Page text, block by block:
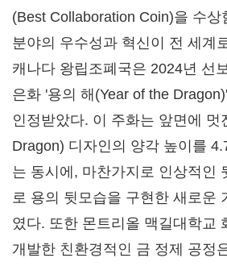
(Best Collaboration Coin)을 수상
분야의 우수성과 혁신이 전 세계
캐나다 왕립조폐국은 2024년 선
은화 '용의 해(Year of the
인정받았다. 이 주화는 앞면에 멋
Dragon) 디자인의 양각 높이를
는 동시에, 마찬가지로 인상적인
로 용의 뒷모습을 구현한 새로운
였다. 또한 몬트리올 맥길대학교
개발한 친환경적인 금 정제 공정